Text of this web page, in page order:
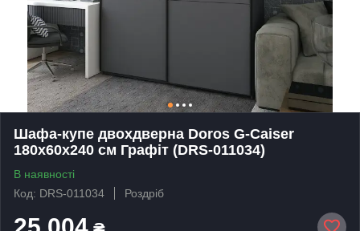
Шафа-купе двохдверна Doros G-Caiser
180х60х240 см Графіт (DRS-011034)
В наявності
Код: DRS-011034
Роздріб